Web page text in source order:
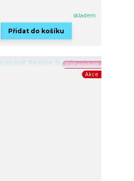
skladem
Přidat do košíku
TOP produkt
Akce